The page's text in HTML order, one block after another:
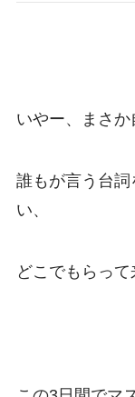
いやー、まさ
誰もが言う台
い、
どこでもらって